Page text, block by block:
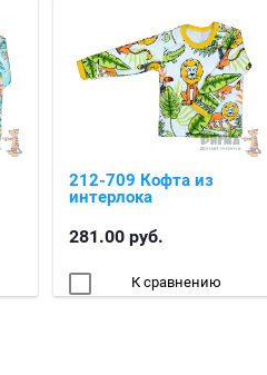
212-709 Кофта из
интерлока
281.00руб.
К сравнению